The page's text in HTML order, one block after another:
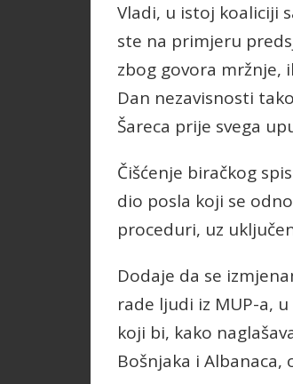
Vladi, u istoj koaliciji
ste na primjeru
zbog govora mržnje,
Dan nezavisnosti
Šareca prije svega
Čišćenje biračkog
dio posla koji se
proceduri, uz
Dodaje da se
rade ljudi iz MUP-a,
koji bi, kako
Bošnjaka i Albanaca,